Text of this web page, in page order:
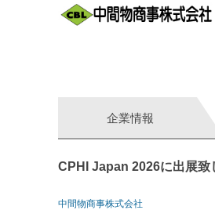
企業情報
CPHI Japan 2026に出展致
中間物商事株式会社